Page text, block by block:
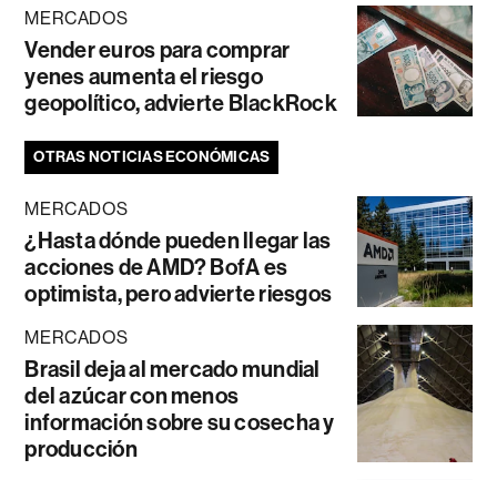
MERCADOS
Vender euros para comprar
yenes aumenta el riesgo
geopolítico, advierte BlackRock
OTRAS NOTICIAS ECONÓMICAS
MERCADOS
¿Hasta dónde pueden llegar las
acciones de AMD? BofA es
optimista, pero advierte riesgos
MERCADOS
Brasil deja al mercado mundial
del azúcar con menos
información sobre su cosecha y
producción